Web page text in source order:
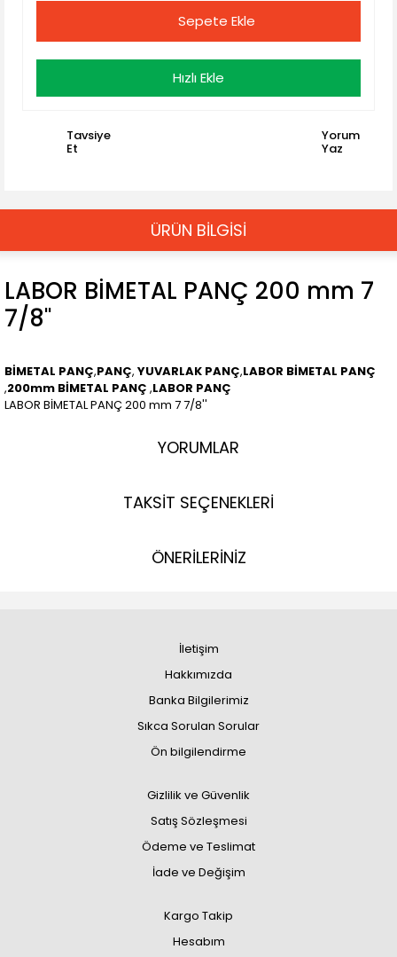
Sepete Ekle
Hızlı Ekle
Tavsiye
Et
Yorum
Yaz
ÜRÜN BİLGİSİ
LABOR BİMETAL PANÇ 200 mm 7
7/8''
BİMETAL PANÇ,PANÇ, YUVARLAK PANÇ,LABOR BİMETAL PANÇ
,200mm BİMETAL PANÇ ,LABOR PANÇ
LABOR BİMETAL PANÇ 200 mm 7 7/8''
YORUMLAR
TAKSİT SEÇENEKLERİ
ÖNERİLERİNİZ
İletişim
Hakkımızda
Banka Bilgilerimiz
Sıkca Sorulan Sorular
Ön bilgilendirme
Gizlilik ve Güvenlik
Satış Sözleşmesi
Ödeme ve Teslimat
İade ve Değişim
Kargo Takip
Hesabım